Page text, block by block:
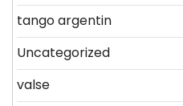
tango argentin
Uncategorized
valse